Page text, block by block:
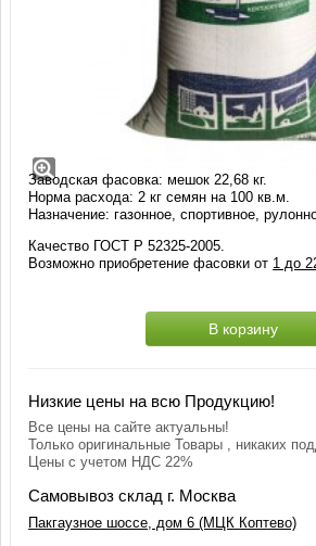
Мятлик луговой Bluechip
Мятлик луговой (Kentucky bluegrass)
СОРТ: БЛЮЧИП ПЛЮС (Bluechip Plus)
Производство: Jacklin Seed (США)
Заводская фасовка: мешок 22,68 кг.
Норма расхода: 2 кг семян на 100 кв.м.
Назначение: газонное, спортивное,
Качество ГОСТ Р 52325-2005.
Возможно приобретение фасовки от 1 до
В корзину
Низкие цены на всю Продукцию!
Все цены на сайте актуальны!
Только оригинальные Товары , никаких
Цены с учетом НДС 22%
Самовывоз склад г. Москва
Пакгаузное шоссе, дом 6 (МЦК Коптево)